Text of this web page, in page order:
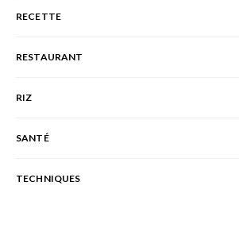
RECETTE
RESTAURANT
RIZ
SANTÉ
TECHNIQUES